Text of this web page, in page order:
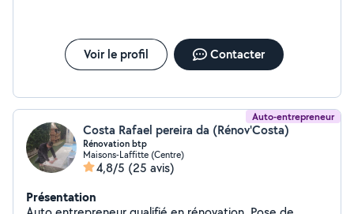
Voir le profil Contacter
Auto-entrepreneur
Costa Rafael pereira da (Rénov'Costa)
Rénovation btp
Maisons-Laffitte (Centre)
4,8/5 (25 avis)
Présentation